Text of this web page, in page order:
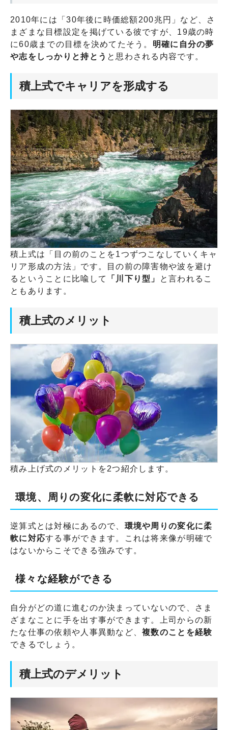
2010年には「30年後に時価総額200兆円」など、さ
まざまな目標設定を掲げている彼ですが、19歳の時
に60歳までの目標を決めてたそう。 明確に自分の夢
や志をしっかりと持とう と思わされる内容です。
積上式でキャリアを形成する
積上式は「目の前のことを1つずつこなしていくキャ
リア形成の方法」です。目の前の障害物や波を避け
るということに比喩して
「川下り型」
と言われるこ
ともあります。
積上式のメリット
積み上げ式のメリットを2つ紹介します。
環境、周りの変化に柔軟に対応できる
逆算式とは対極にあるので、 環境や周りの変化に柔
軟に対応する事ができます。これは将来像が明確で
はないからこそできる強みです。
様々な経験ができる
自分がどの道に進むのか決まっていないので、さま
ざまなことに手を出す事ができます。上司からの新
たな仕事の依頼や人事異動など、複数のことを経験
できるでしょう。
積上式のデメリット